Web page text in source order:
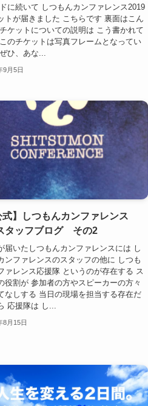
に続いて しつもんカンファレンス2019
トが届きました こちらです 裏面はこん
ケットについての説明は こう書かれて
のチケットは写真フレームとなってい
ひ、あな...
9月5日
式】しつもんカンファレンス
タッフブログ その2
届いたしつもんカンファレンスには し
ンファレンスのスタッフの他に しつも
ァレンス応援隊 というのが存在する ス
役割が 参加者の方やスピーカーの方々
なしする 当日の現場を担当する存在だ
応援隊は し...
8月15日